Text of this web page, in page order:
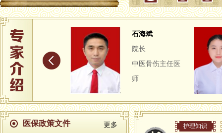
张进军
党委书记
主任技师
石海斌
院长
中医骨伤主任医
师
医保政策文件 更多 护理知识